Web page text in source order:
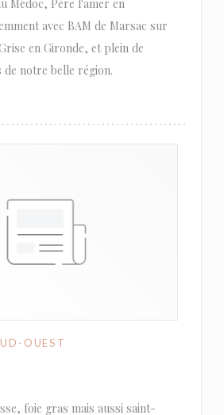
Médoc, Père l'amer en
avec BAM de Marsac sur
en Gironde, et plein de
notre belle région.
OUEST
foie gras mais aussi saint-